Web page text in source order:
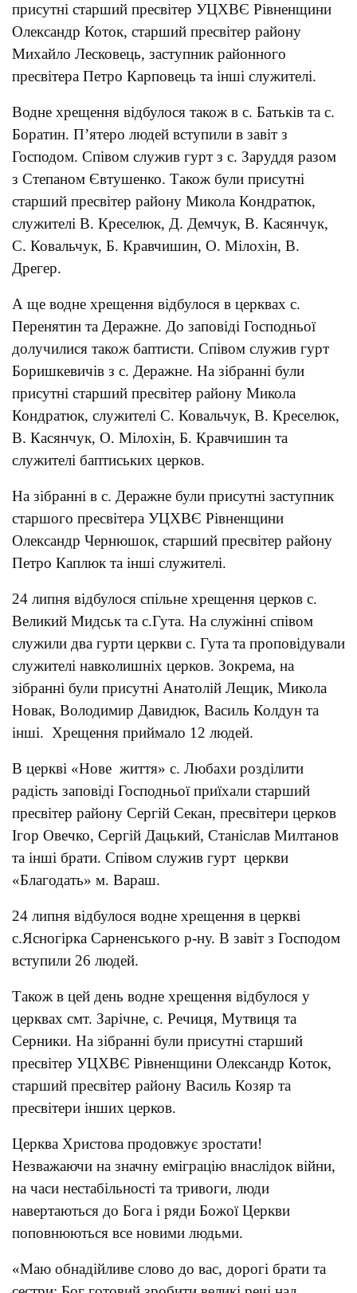
присутні старший пресвітер УЦХВЄ Рівненщини
Олександр Коток, старший пресвітер району
Михайло Лесковець, заступник районного
пресвітера Петро Карповець та інші служителі.
Водне хрещення відбулося також в с. Батьків та с.
Боратин. П’ятеро людей вступили в завіт з
Господом. Співом служив гурт з с. Заруддя разом
з Степаном Євтушенко. Також були присутні
старший пресвітер району Микола Кондратюк,
служителі В. Креселюк, Д. Демчук, В. Касянчук,
С. Ковальчук, Б. Кравчишин, О. Мілохін, В.
Дрегер.
А ще водне хрещення відбулося в церквах с.
Перенятин та Деражне. До заповіді Господньої
долучилися також баптисти. Співом служив гурт
Боришкевичів з с. Деражне. На зібранні були
присутні старший пресвітер району Микола
Кондратюк, служителі С. Ковальчук, В. Креселюк,
В. Касянчук, О. Мілохін, Б. Кравчишин та
служителі баптиських церков.
На зібранні в с. Деражне були присутні заступник
старшого пресвітера УЦХВЄ Рівненщини
Олександр Чернюшок, старший пресвітер району
Петро Каплюк та інші служителі.
24 липня відбулося спільне хрещення церков с.
Великий Мидськ та с.Гута. На служінні співом
служили два гурти церкви с. Гута та проповідували
служителі навколишніх церков. Зокрема, на
зібранні були присутні Анатолій Лещик, Микола
Новак, Володимир Давидюк, Василь Колдун та
інші. Хрещення приймало 12 людей.
В церкві «Нове життя» с. Любахи розділити
радість заповіді Господньої приїхали старший
пресвітер району Сергій Секан, пресвітери церков
Ігор Овечко, Сергій Дацький, Станіслав Милтанов
та інші брати. Співом служив гурт церкви
«Благодать» м. Вараш.
24 липня відбулося водне хрещення в церкві
с.Ясногірка Сарненського р-ну. В завіт з Господом
вступили 26 людей.
Також в цей день водне хрещення відбулося у
церквах смт. Зарічне, с. Речиця, Мутвиця та
Серники. На зібранні були присутні старший
пресвітер УЦХВЄ Рівненщини Олександр Коток,
старший пресвітер району Василь Козяр та
пресвітери інших церков.
Церква Христова продовжує зростати!
Незважаючи на значну еміграцію внаслідок війни,
на часи нестабільності та тривоги, люди
навертаються до Бога і ряди Божої Церкви
поповнюються все новими людьми.
«Маю обнадійливе слово до вас, дорогі брати та